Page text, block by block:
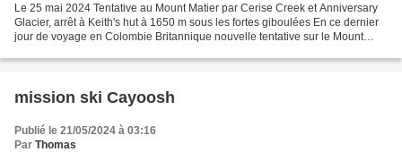
Le 25 mai 2024 Tentative au Mount Matier par Cerise Creek et Anniversary
Glacier, arrêt à Keith's hut à 1650 m sous les fortes giboulées En ce dernier
jour de voyage en Colombie Britannique nouvelle tentative sur le Mount
mission ski Cayoosh
Publié le 21/05/2024 à 03:16
Par Thomas